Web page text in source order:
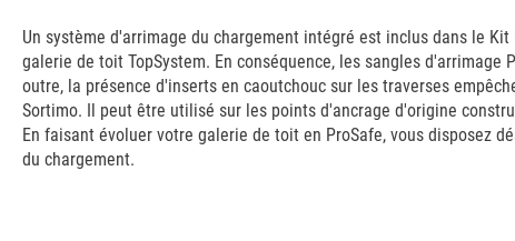
Un système d'arrimage du chargement intégré est inclus dans le
galerie de toit TopSystem. En conséquence, les sangles
outre, la présence d'inserts en caoutchouc sur les traverses
Sortimo. Il peut être utilisé sur les points d'ancrage d'origine
En faisant évoluer votre galerie de toit en ProSafe, vous disposez
du chargement.